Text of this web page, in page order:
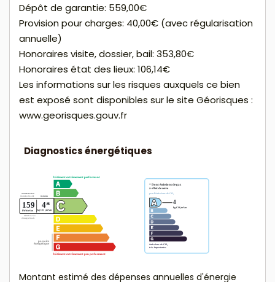
Dépôt de garantie: 559,00€
Provision pour charges: 40,00€ (avec régularisation
annuelle)
Honoraires visite, dossier, bail: 353,80€
Honoraires état des lieux: 106,14€
Les informations sur les risques auxquels ce bien
est exposé sont disponibles sur le site Géorisques :
www.georisques.gouv.fr
Diagnostics énergétiques
Montant estimé des dépenses annuelles d'énergie